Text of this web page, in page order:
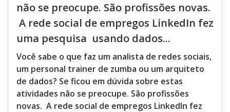
não se preocupe. São profissões novas.
A rede social de empregos LinkedIn fez
uma pesquisa usando dados...
Você sabe o que faz um analista de redes sociais,
um personal trainer de zumba ou um arquiteto
de dados? Se ficou em dúvida sobre estas
atividades não se preocupe. São profissões
novas. A rede social de empregos LinkedIn fez